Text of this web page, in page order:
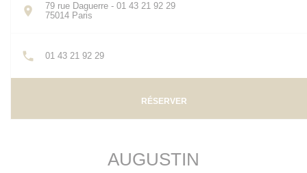
79 rue Daguerre - 01 43 21 92 29
75014 Paris
01 43 21 92 29
RÉSERVER
AUGUSTIN